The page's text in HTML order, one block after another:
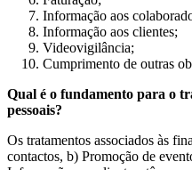
Informação aos
Informação aos clientes;
Videovigilância;
Cumprimento de outras
Qual é o fundamento para o
pessoais?
Os tratamentos associados às
contactos, b) Promoção de